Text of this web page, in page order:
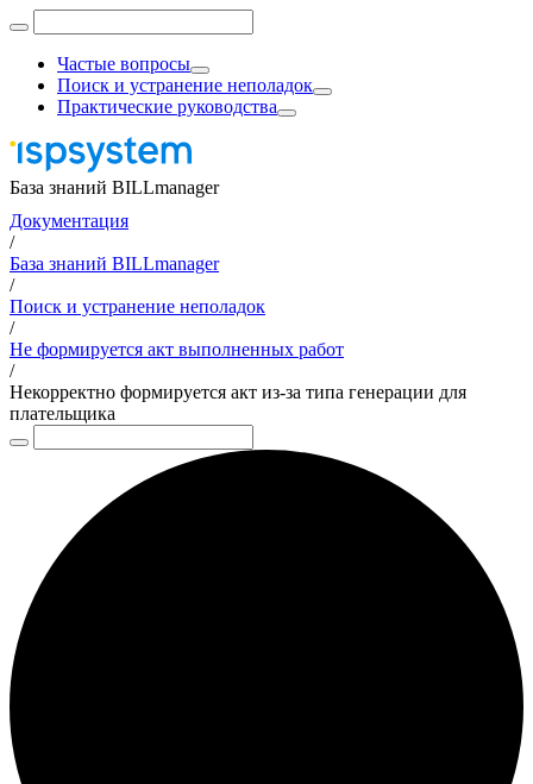
Частые вопросы
Поиск и устранение неполадок
Практические руководства
База знаний BILLmanager
Документация
/
База знаний BILLmanager
/
Поиск и устранение неполадок
/
Не формируется акт выполненных работ
/
Некорректно формируется акт из-за типа генерации для
плательщика